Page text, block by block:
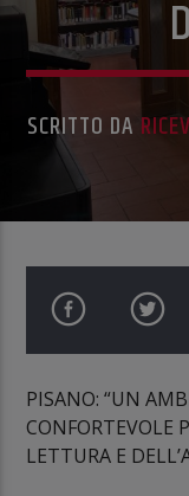
SCRITTO DA
PISANO: “UN
CONFORTEVOLE
LETTURA E